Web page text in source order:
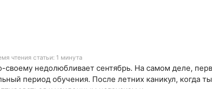
чтения статьи: 1 минута
своему недолюбливает сентябрь. На самом деле,
период обучения. После летних каникул, когда